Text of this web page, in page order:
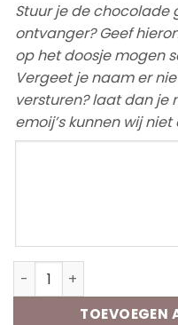
Stuur je de chocolade
ontvanger? Geef
op het doosje mogen
Vergeet je naam er
versturen? laat dan je
emoij’s kunnen wij
Chocolade groet
TOEVOEGEN